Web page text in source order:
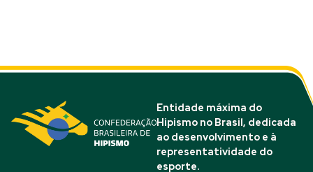
Entidade máxima do
Hipismo no Brasil, dedicada
ao desenvolvimento e à
representatividade do
esporte.